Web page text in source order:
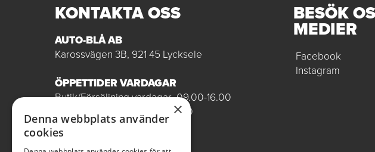
KONTAKTA OSS
AUTO-BLÅ AB
Karossvägen 3B, 921 45 Lycksele
ÖPPETTIDER VARDAGAR
Butik/Försäljning vardagar 09.00-16.00
Verkstad vardagar 07.00-16.00
Röda dagar stängt
BESÖK
MEDIER
Facebook
Instagram
×
Denna webbplats använder
cookies